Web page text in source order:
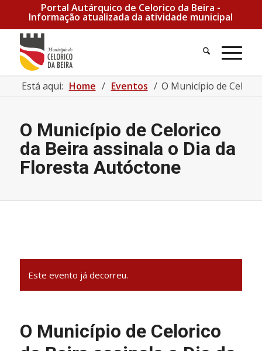
Portal Autárquico de Celorico da Beira -
Informação atualizada da atividade municipal
Está aqui: Home / Eventos / O Município de
O Município de Celorico
da Beira assinala o Dia da
Floresta Autóctone
Este evento já decorreu.
O Município de Celorico